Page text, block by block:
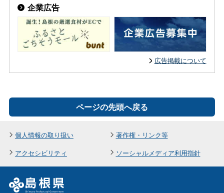
企業広告
広告掲載について
ページの先頭へ戻る
個人情報の取り扱い
著作権・リンク等
アクセシビリティ
ソーシャルメディア利用指針